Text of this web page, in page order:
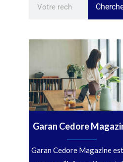
Garan Cedore
Garan Cedore Magazine